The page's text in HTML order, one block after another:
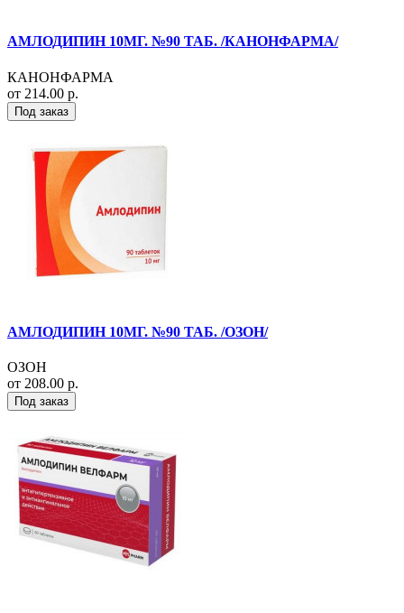
АМЛОДИПИН 10МГ. №90 ТАБ. /КАНОНФАРМА/
КАНОНФАРМА
от 214.00 р.
Под заказ
АМЛОДИПИН 10МГ. №90 ТАБ. /ОЗОН/
ОЗОН
от 208.00 р.
Под заказ